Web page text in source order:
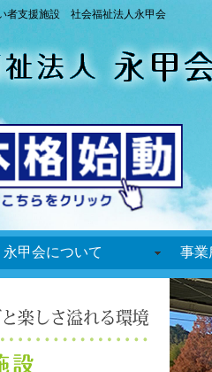
者支援施設 社会福祉法人永甲会
永甲会について 事業